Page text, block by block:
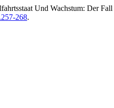
Und Wachstum: Der
268.